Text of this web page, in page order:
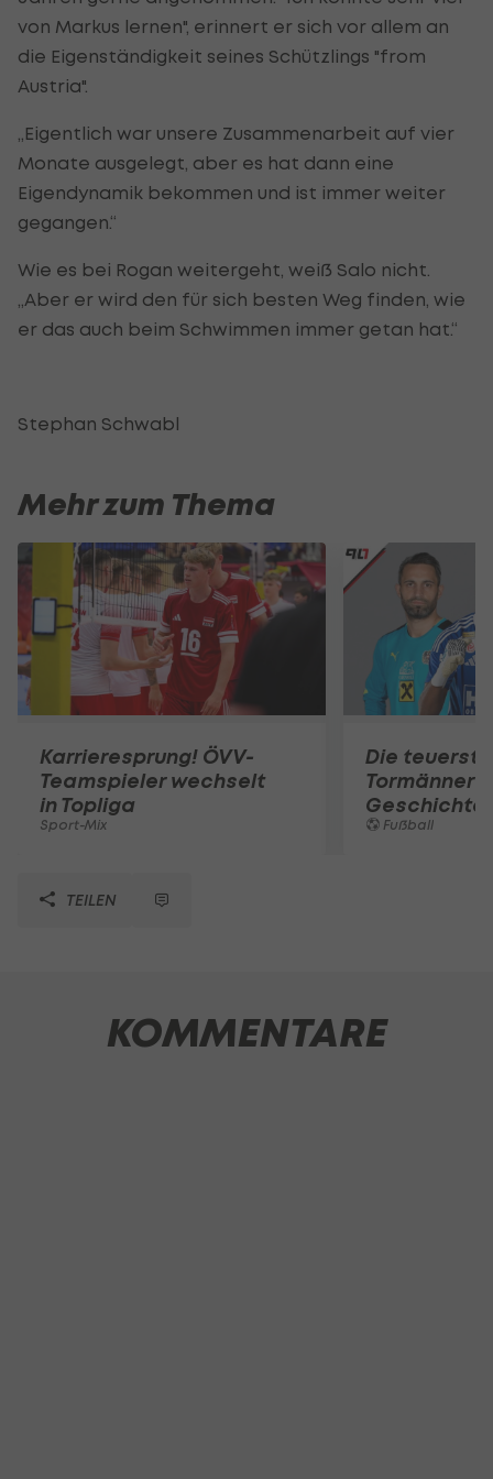
von Markus lernen", erinnert er sich vor allem an
die Eigenständigkeit seines Schützlings "from
Austria".
„Eigentlich war unsere Zusammenarbeit auf vier
Monate ausgelegt, aber es hat dann eine
Eigendynamik bekommen und ist immer weiter
gegangen.“
Wie es bei Rogan weitergeht, weiß Salo nicht.
„Aber er wird den für sich besten Weg finden, wie
er das auch beim Schwimmen immer getan hat.“
Stephan Schwabl
Mehr zum Thema
Karrieresprung! ÖVV-
Teamspieler wechselt
in Topliga
Sport-Mix
Die
Tormänner
Geschichte
Fußball
TEILEN
KOMMENTARE